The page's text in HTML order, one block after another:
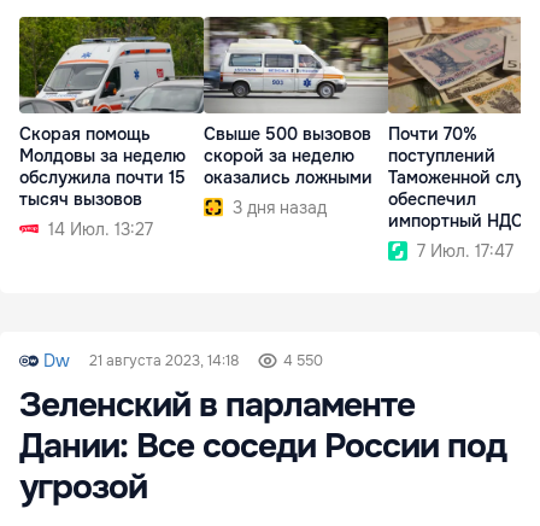
Скорая помощь
Молдовы за неделю
обслужила почти 15
тысяч вызовов
14 Июл. 13:27
Свыше 500 вызовов
скорой за неделю
оказались ложными
3 дня назад
Почти 70%
поступлений
Таможенной
обеспечил
импортный НДС
7 Июл. 17:47
Dw 21 августа 2023, 14:18 4 550
Зеленский в парламенте
Дании: Все соседи России под
угрозой